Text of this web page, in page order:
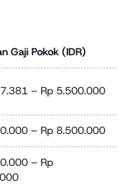
Gaji Pokok (IDR)
– Rp 5.500.000
– Rp 8.500.000
– Rp